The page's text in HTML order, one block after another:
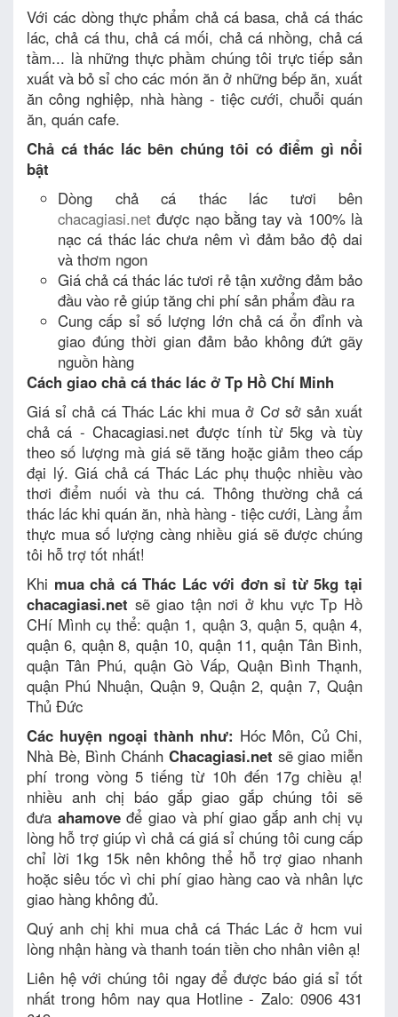
Với các dòng thực phẩm chả cá basa, chả cá thác
lác, chả cá thu, chả cá mối, chả cá nhồng, chả cá
tầm... là những thực phầm chúng tôi trực tiếp sản
xuất và bỏ sỉ cho các món ăn ở những bếp ăn, xuất
ăn công nghiệp, nhà hàng - tiệc cưới, chuỗi quán
ăn, quán cafe.
Chả cá thác lác bên chúng tôi có điểm gì nổi
bật
Dòng chả cá thác lác tươi bên
chacagiasi.net được nạo bằng tay và 100% là
nạc cá thác lác chưa nêm vì đảm bảo độ dai
và thơm ngon
Giá chả cá thác lác tươi rẻ tận xưởng đảm bảo
đầu vào rẻ giúp tăng chi phí sản phẩm đầu ra
Cung cấp sỉ số lượng lớn chả cá ổn đỉnh và
giao đúng thời gian đảm bảo không đứt gãy
nguồn hàng
Cách giao chả cá thác lác ở Tp Hồ Chí Minh
Giá sỉ chả cá Thác Lác khi mua ở Cơ sở sản xuất
chả cá - Chacagiasi.net được tính từ 5kg và tùy
theo số lượng mà giá sẽ tăng hoặc giảm theo cấp
đại lý. Giá chả cá Thác Lác phụ thuộc nhiều vào
thơi điểm nuối và thu cá. Thông thường chả cá
thác lác khi quán ăn, nhà hàng - tiệc cưới, Làng ẩm
thực mua số lượng càng nhiều giá sẽ được chúng
tôi hỗ trợ tốt nhất!
Khi mua chả cá Thác Lác với đơn sỉ từ 5kg tại
chacagiasi.net sẽ giao tận nơi ở khu vực Tp Hồ
CHí Mình cụ thể: quận 1, quận 3, quận 5, quận 4,
quận 6, quận 8, quận 10, quận 11, quận Tân Bình,
quận Tân Phú, quận Gò Vấp, Quận Bình Thạnh,
quận Phú Nhuận, Quận 9, Quận 2, quận 7, Quận
Thủ Đức
Các huyện ngoại thành như: Hóc Môn, Củ Chi,
Nhà Bè, Bình Chánh Chacagiasi.net sẽ giao miễn
phí trong vòng 5 tiếng từ 10h đến 17g chiều ạ!
nhiều anh chị báo gắp giao gắp chúng tôi sẽ
đưa ahamoveđể giao và phí giao gắp anh chị vụ
lòng hỗ trợ giúp vì chả cá giá sỉ chúng tôi cung cấp
chỉ lời 1kg 15k nên không thể hỗ trợ giao nhanh
hoặc siêu tốc vì chi phí giao hàng cao và nhân lực
giao hàng không đủ.
Quý anh chị khi mua chả cá Thác Lác ở hcm vui
lòng nhận hàng và thanh toán tiền cho nhân viên ạ!
Liên hệ với chúng tôi ngay để được báo giá sỉ tốt
nhất trong hôm nay qua Hotline - Zalo: 0906 431